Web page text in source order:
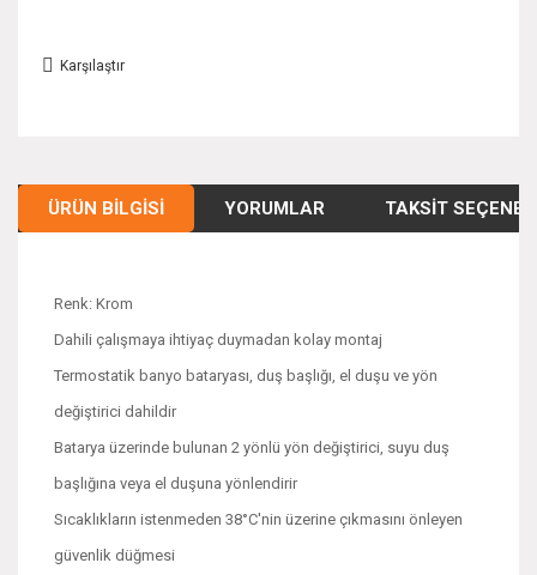
Karşılaştır
ÜRÜN BILGISI YORUMLAR TAKSIT
Renk: Krom
Dahili çalışmaya ihtiyaç duymadan kolay montaj
Termostatik banyo bataryası, duş başlığı, el duşu ve yön
değiştirici dahildir
Batarya üzerinde bulunan 2 yönlü yön değiştirici, suyu duş
başlığına veya el duşuna yönlendirir
Sıcaklıkların istenmeden 38°C'nin üzerine çıkmasını önleyen
güvenlik düğmesi